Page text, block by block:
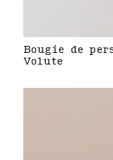
Bougie de
Volute